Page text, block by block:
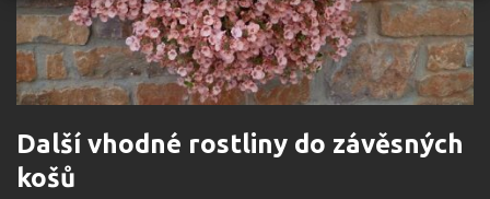
Další vhodné rostliny do závěsných
košů